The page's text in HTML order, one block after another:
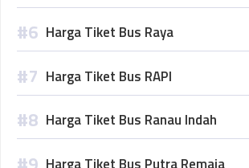
Harga Tiket Bus Raya
Harga Tiket Bus RAPI
Harga Tiket Bus Ranau Indah